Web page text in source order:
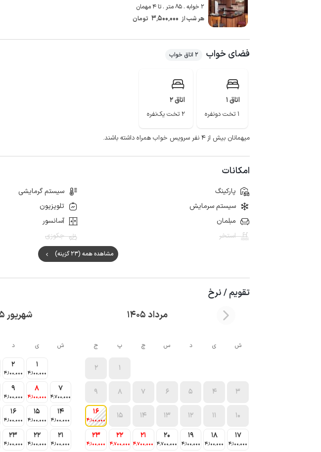
2 خوابه . 85 متر . تا 4 مهمان
هر شب از 3٬500٬000 تومان
فضای خواب 2 اتاق خواب
اتاق 1
1 تخت دونفره
اتاق 2
2 تخت یک‌نفره
میهمانان بیش از ۴ نفر سرویس خواب همراه داشته باشند.
امکانات
پارکینگ
سیستم گرمایشی
سیستم سرمایش
تلویزیون
مبلمان
آسانسور
استخر
جکوزی
مشاهده همه (23 گزینه)
تقویم / نرخ
مرداد 1405 شهریور 1405
ش ی د س چ پ ج
1
2
3
4
5
6
7
8
9
10
11
12
13
14
15
16
4٬100٬000
17
4٬100٬000
18
4٬100٬000
19
4٬100٬000
20
4٬700٬000
21
4٬700٬000
22
4٬700٬000
23
4٬100٬000
ش ی د
1
4٬100٬000
2
4٬100٬000
7
4٬700٬000
8
4٬100٬000
9
4٬100٬000
14
4٬100٬000
15
4٬100٬000
16
4٬100٬000
21
4٬100٬000
22
4٬100٬000
23
4٬100٬000